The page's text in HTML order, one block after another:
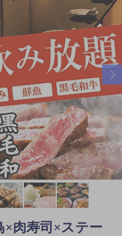
×肉寿司×ステー